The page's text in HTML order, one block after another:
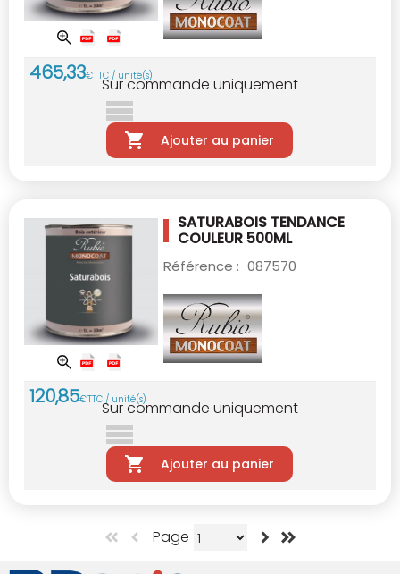
465,33€TTC / unité(s)
Sur commande uniquement
Ajouter au panier
SATURABOIS TENDANCE
COULEUR 500ML
Référence : 087570
120,85€TTC / unité(s)
Sur commande uniquement
Ajouter au panier
Page